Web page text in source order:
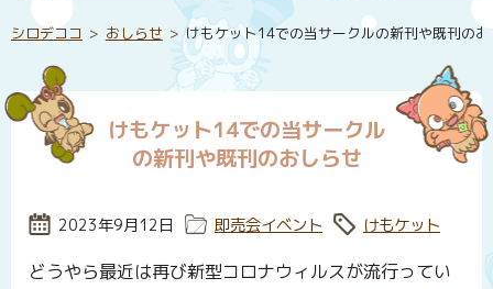
シロデココ おしらせ けもケット14での当サークルの新刊や既刊のお
けもケット14での当サークル
の新刊や既刊のおしらせ
投稿日:
2023年9月12日 カテゴリー:
即売会イベント タグ:
けもケット
どうやら最近は再び新型コロナウィルスが流行ってい